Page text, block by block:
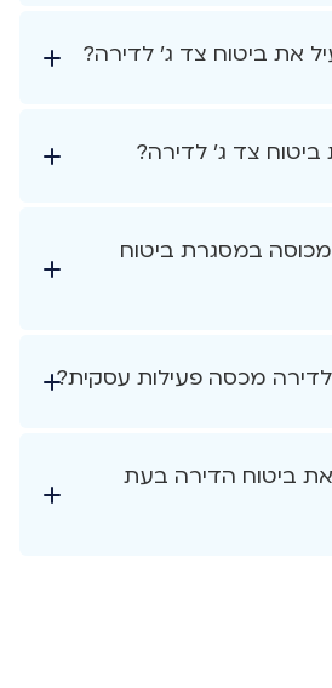
את ביטוח צד ג' לדירה?
צד ג' לדירה?
במסגרת ביטוח
מכסה פעילות עסקית?
ביטוח הדירה בעת